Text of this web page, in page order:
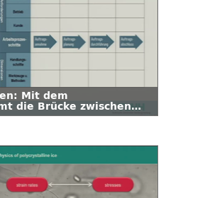
Mit dem
die Brücke zwischen
schlagen